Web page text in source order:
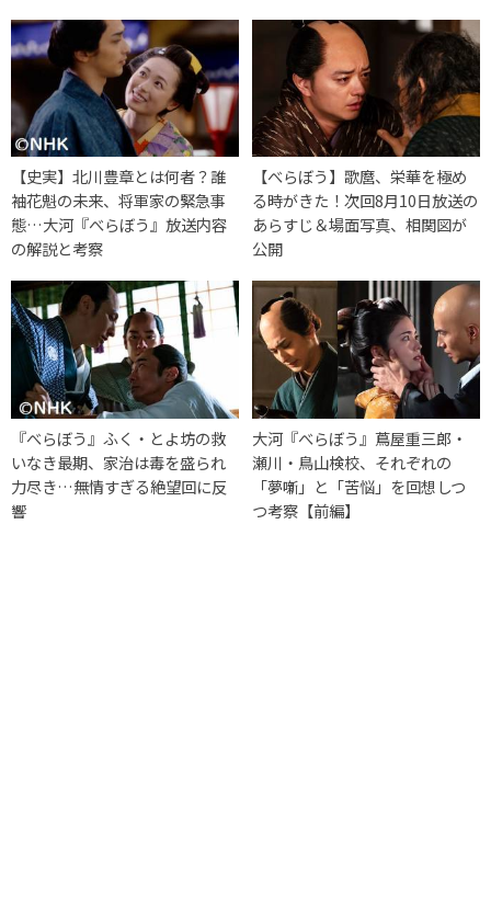
【史実】北川豊章とは何者？誰
袖花魁の未来、将軍家の緊急事
態…大河『べらぼう』放送内容
の解説と考察
【べらぼう】歌麿、栄華を極め
る時がきた！次回8月10日放送の
あらすじ＆場面写真、相関図が
公開
『べらぼう』ふく・とよ坊の救
いなき最期、家治は毒を盛られ
力尽き…無情すぎる絶望回に反
響
大河『べらぼう』蔦屋重三郎・
瀬川・鳥山検校、それぞれの
「夢噺」と「苦悩」を回想しつ
つ考察【前編】